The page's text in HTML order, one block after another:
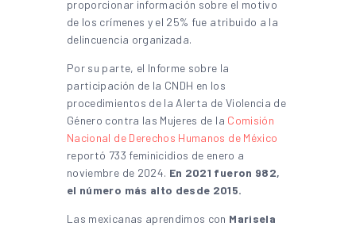
proporcionar información sobre el motivo
de los crímenes y el 25% fue atribuido a la
delincuencia organizada.
Por su parte, el Informe sobre la
participación de la CNDH en los
procedimientos de la Alerta de Violencia de
Género contra las Mujeres de la Comisión
Nacional de Derechos Humanos de México
reportó 733 feminicidios de enero a
noviembre de 2024. En 2021 fueron 982,
el número más alto desde 2015.
Las mexicanas aprendimos con Marisela